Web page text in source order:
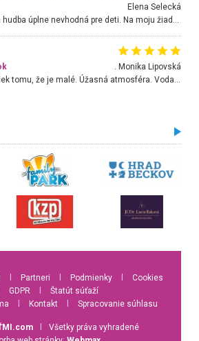
Elena Selecká
Kútik výborný, ale hlučná hudba úplne nevhodná pre deti. Na moju žiadosť o aspoň sušenie nereagovali.
. Monika Lipovská
Úžasné prostredie, napriek tomu, že je malé. Úžasná atmosféra. Voda fantastická a nádherná. Ľudí je pomerne veľa, ale su mili a ohľaduplní. Je veľmi zaujímavé sledovať, ako dokážu spolu športovať cudzí ľudia a bez ohľadu na vek. Vládne tu pohoda. Vnuka neviem dostať z vody. Ďakujem za krásny deň . Urcite sa sem vrátim. Jediný problém je s parkovaním, ale aj ten sa mi podarilo vyriešiť. Monika Bratislava
Partneri Podmienky
Cookies
GDPR
Štatút súťaží
Kontakt Spracovanie súhlasu
Všetky práva vyhradené